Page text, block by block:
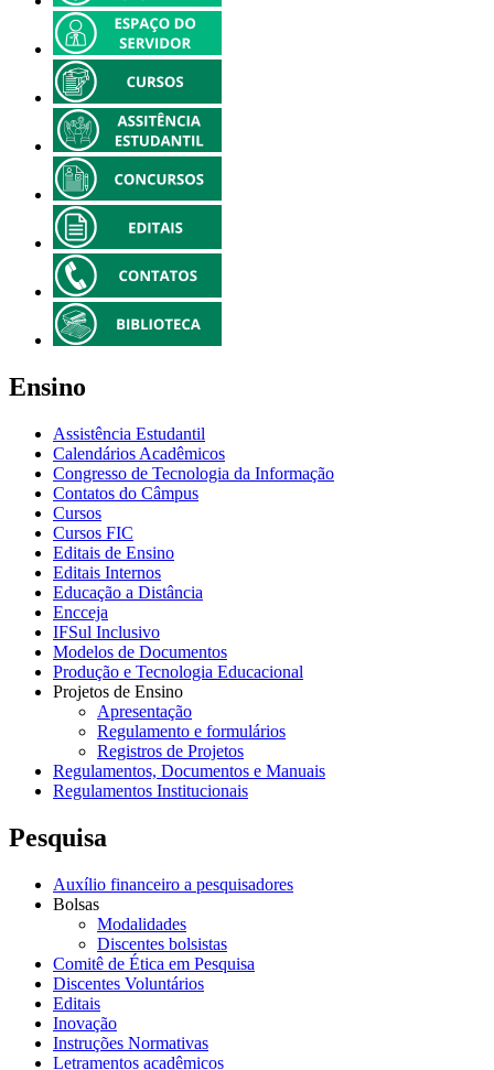
Ensino
Assistência Estudantil
Calendários Acadêmicos
Congresso de Tecnologia da Informação
Contatos do Câmpus
Cursos
Cursos FIC
Editais de Ensino
Editais Internos
Educação a Distância
Encceja
IFSul Inclusivo
Modelos de Documentos
Produção e Tecnologia Educacional
Projetos de Ensino
Apresentação
Regulamento e formulários
Registros de Projetos
Regulamentos, Documentos e Manuais
Regulamentos Institucionais
Pesquisa
Auxílio financeiro a pesquisadores
Bolsas
Modalidades
Discentes bolsistas
Comitê de Ética em Pesquisa
Discentes Voluntários
Editais
Inovação
Instruções Normativas
Letramentos acadêmicos